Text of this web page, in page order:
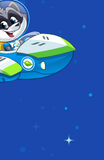
TOWER CRUSH